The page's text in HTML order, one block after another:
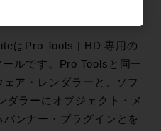
はPro Tools | HD 専用の
ルです。Pro Toolsと同一
ア・レンダラーと、ソフ
ダラーにオブジェクト・メ
ンナー・プラグインとを